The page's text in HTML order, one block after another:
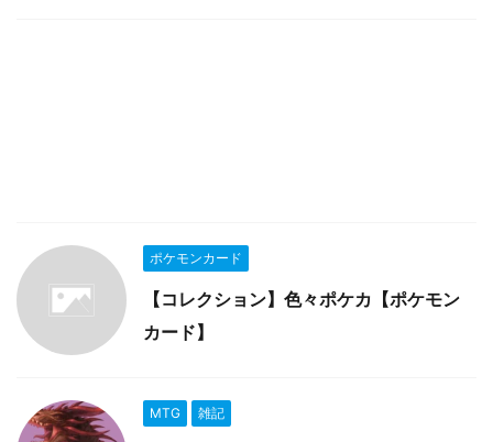
ポケモンカード
【コレクション】色々ポケカ【ポケモン
カード】
MTG 雑記